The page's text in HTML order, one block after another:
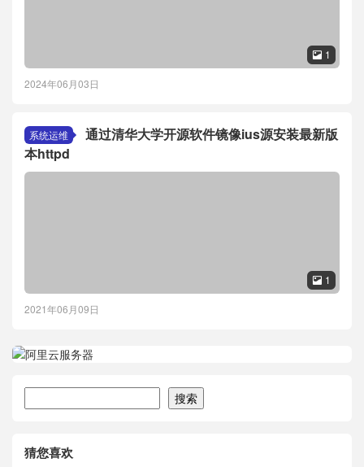
 1
2024年06月03日
系统运维
通过清华大学开源软件镜像ius源安装最新版
本httpd
 1
2021年06月09日
搜索
猜您喜欢